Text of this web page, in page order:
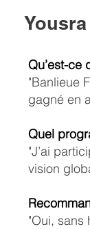
Yousra
Qu’est-ce
"Banlieue
gagné en
Quel
"J’ai
vision
"Oui, sans